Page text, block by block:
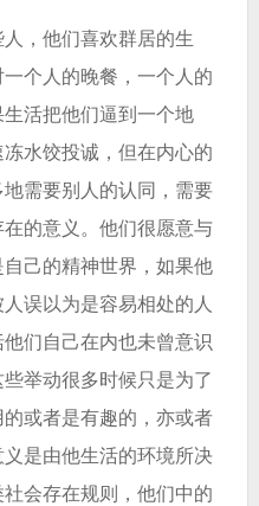
，他们喜欢群居的生
个人的晚餐，一个人的
活把他们逼到一个地
水饺投诚，但在内心的
需要别人的认同，需要
的意义。他们很愿意与
己的精神世界，如果他
误以为是容易相处的人
们自己在内也未曾意识
举动很多时候只是为了
或者是有趣的，亦或者
是由他生活的环境所决
会存在规则，他们中的